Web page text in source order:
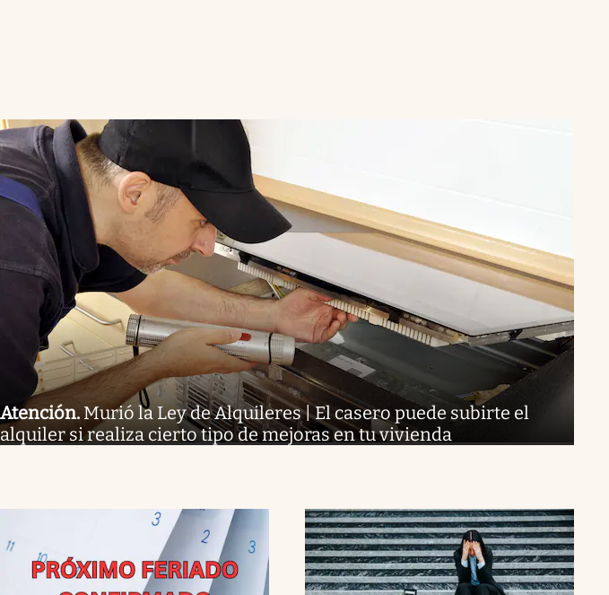
Atención. Murió la Ley de Alquileres | El casero puede subirte el
alquiler si realiza cierto tipo de mejoras en tu vivienda